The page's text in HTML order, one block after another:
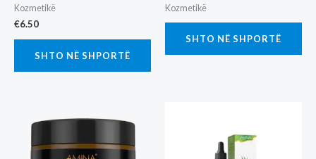
Kozmetikë
€6.50
SHTO NË SHPORTË
Kozmetikë
SHTO NË SHPORTË